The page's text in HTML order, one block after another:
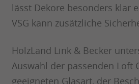
lässt Dekore besonders klar
VSG kann zusätzliche
HolzLand Link & Becker
Auswahl der passenden Loft
geeigneten Glasart, der